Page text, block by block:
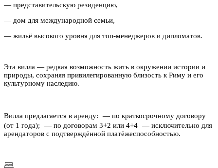
— представительскую резиденцию,
— дом для международной семьи,
— жильё высокого уровня для топ-менеджеров и дипломатов.
Эта вилла — редкая возможность жить в окружении истории и
природы, сохраняя привилегированную близость к Риму и его
культурному наследию.
Вилла предлагается в аренду: — по краткосрочному договору
(от 1 года); — по договорам 3+2 или 4+4 — исключительно для
арендаторов с подтверждённой платёжеспособностью.